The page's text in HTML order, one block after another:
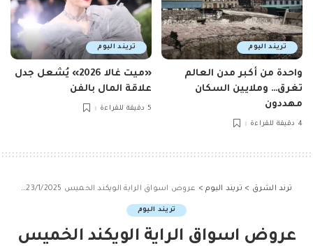
تريند اليوم
واحدة من أكبر مدن العالم
تغرق… وملايين السكان
مهددون
4 دقيقة للقراءة
تريند اليوم
«ميت غالا 2026» يُشعل جدل
علاقة المال بالفن
5 دقيقة للقراءة
ترند الشرق > تريند اليوم> عروض اسواق الراية الويكند الخميس 23/1/2025 لمدة يومان
تريند اليوم
عروض اسواق الراية الويكند الخميس